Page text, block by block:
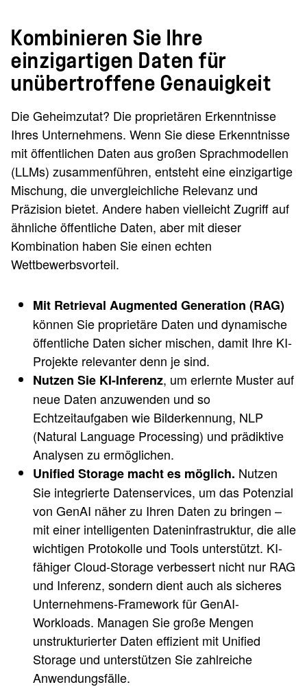
Kombinieren Sie Ihre
einzigartigen Daten für
unübertroffene Genauigkeit
Die Geheimzutat? Die proprietären Erkenntnisse
Ihres Unternehmens. Wenn Sie diese Erkenntnisse
mit öffentlichen Daten aus großen Sprachmodellen
(LLMs) zusammenführen, entsteht eine einzigartige
Mischung, die unvergleichliche Relevanz und
Präzision bietet. Andere haben vielleicht Zugriff auf
ähnliche öffentliche Daten, aber mit dieser
Kombination haben Sie einen echten
Wettbewerbsvorteil.
Mit Retrieval Augmented Generation (RAG)
können Sie proprietäre Daten und dynamische
öffentliche Daten sicher mischen, damit Ihre KI-
Projekte relevanter denn je sind.
Nutzen Sie KI-Inferenz, um erlernte Muster auf
neue Daten anzuwenden und so
Echtzeitaufgaben wie Bilderkennung, NLP
(Natural Language Processing) und prädiktive
Analysen zu ermöglichen.
Unified Storage macht es möglich. Nutzen
Sie integrierte Datenservices, um das Potenzial
von GenAI näher zu Ihren Daten zu bringen –
mit einer intelligenten Dateninfrastruktur, die alle
wichtigen Protokolle und Tools unterstützt. KI-
fähiger Cloud-Storage verbessert nicht nur RAG
und Inferenz, sondern dient auch als sicheres
Unternehmens-Framework für GenAI-
Workloads. Managen Sie große Mengen
unstrukturierter Daten effizient mit Unified
Storage und unterstützen Sie zahlreiche
Anwendungsfälle.